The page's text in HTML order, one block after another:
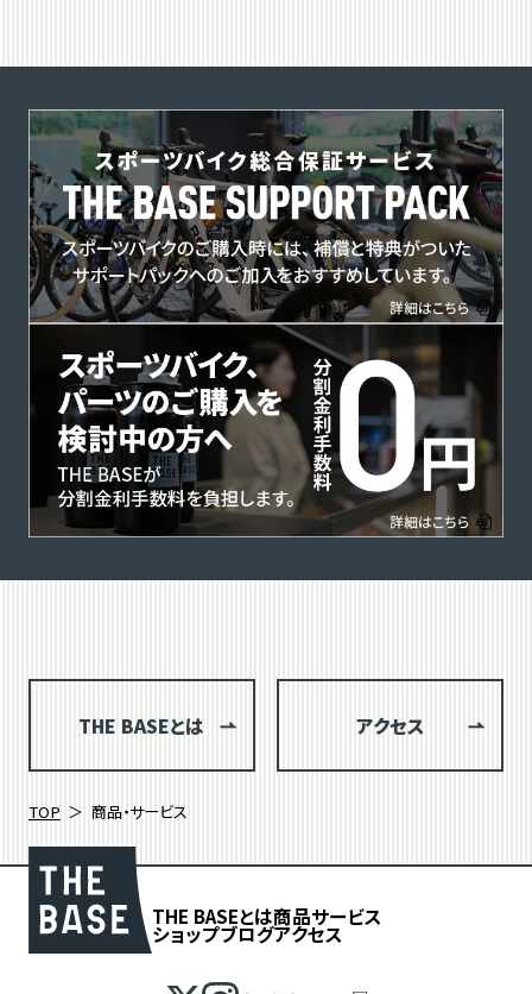
THE BASEとは アクセス
TOP 商品・サービス
THE BASEとは商品サービス
ショップブログアクセス